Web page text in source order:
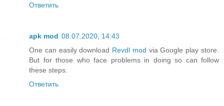
Ответить
apk mod 08.07.2020, 14:43
One can easily download Revdl mod via Google play store.
But for those who face problems in doing so can follow
these steps.
Ответить